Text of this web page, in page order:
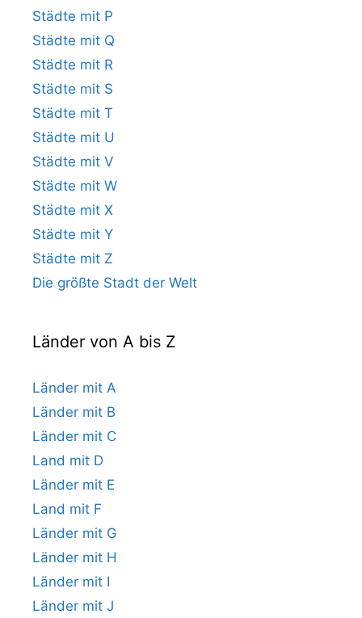
Städte mit P
Städte mit Q
Städte mit R
Städte mit S
Städte mit T
Städte mit U
Städte mit V
Städte mit W
Städte mit X
Städte mit Y
Städte mit Z
Die größte Stadt der Welt
Länder von A bis Z
Länder mit A
Länder mit B
Länder mit C
Land mit D
Länder mit E
Land mit F
Länder mit G
Länder mit H
Länder mit I
Länder mit J